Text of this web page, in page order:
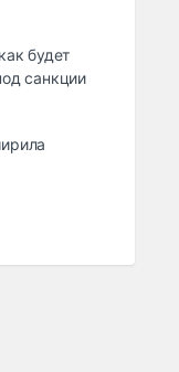
будет
санкции